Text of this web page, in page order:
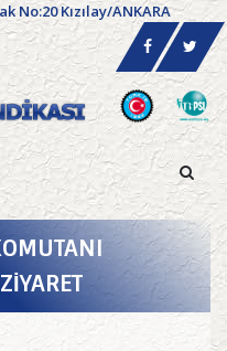
No:20 Kızılay/ANKARA